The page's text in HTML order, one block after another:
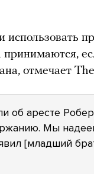
использовать
принимаются,
отмечает
об аресте
Мы
[младший